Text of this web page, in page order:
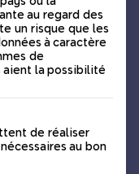
au regard des
un risque que les
à caractère
de
aient la possibilité
de services
de réaliser
au bon